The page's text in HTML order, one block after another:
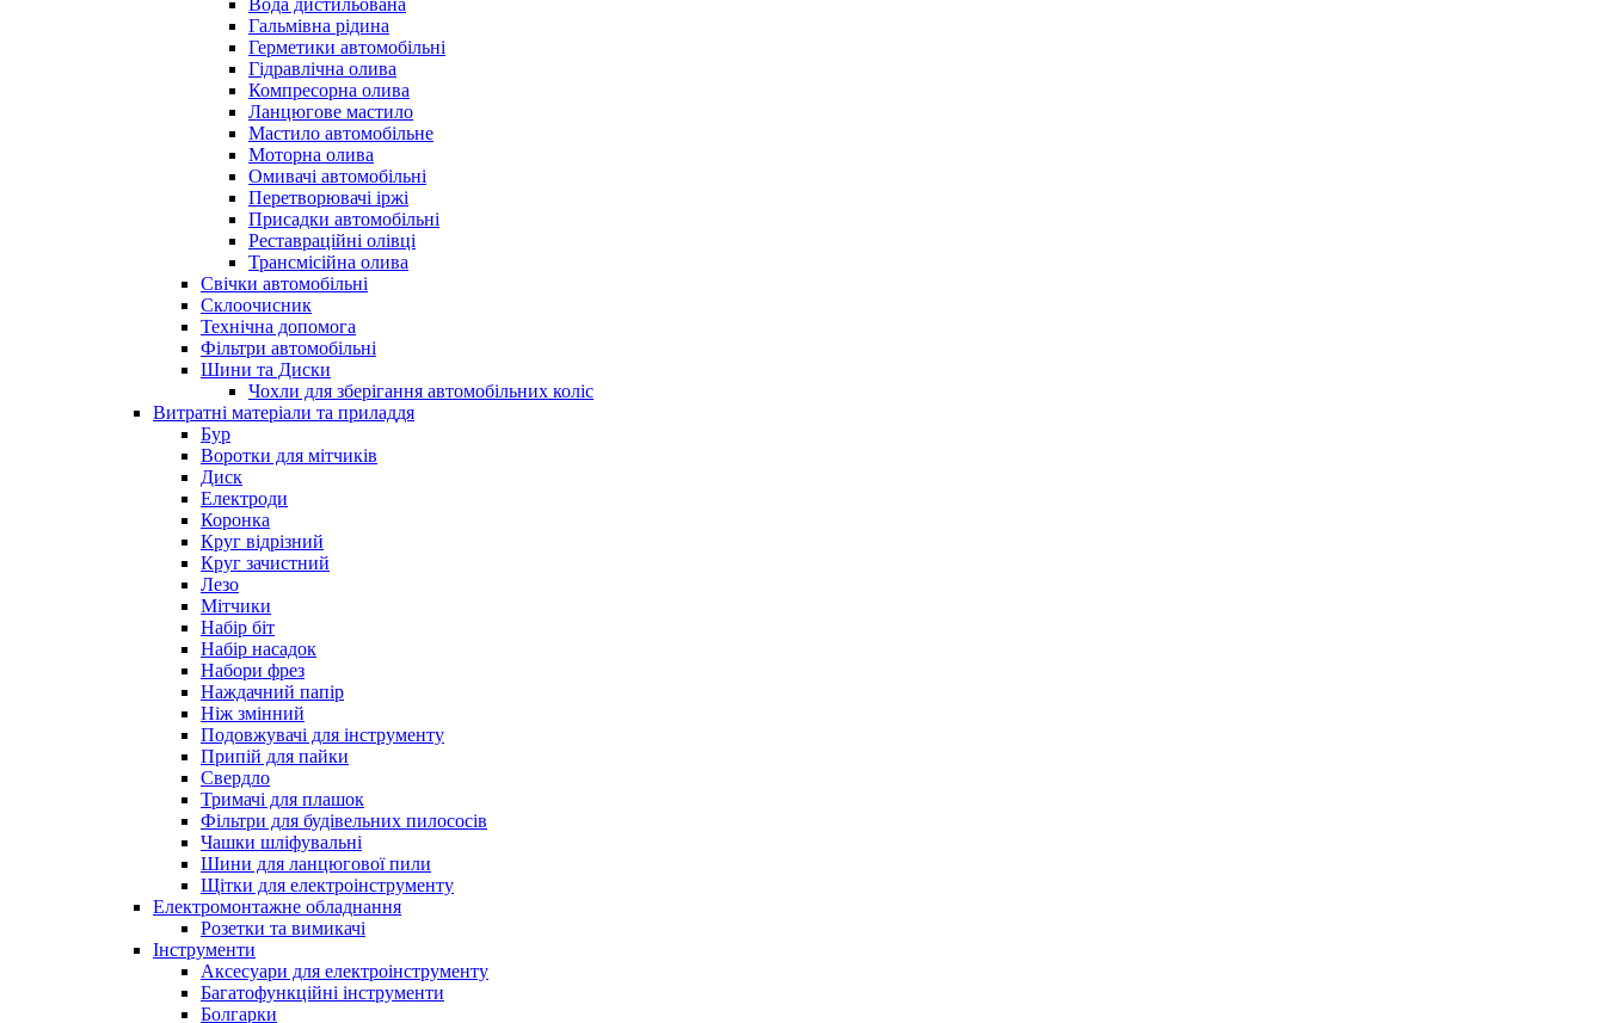
Вода дистильована
Гальмівна рідина
Герметики автомобільні
Гідравлічна олива
Компресорна олива
Ланцюгове мастило
Мастило автомобільне
Моторна олива
Омивачі автомобільні
Перетворювачі іржі
Присадки автомобільні
Реставраційні олівці
Трансмісійна олива
Свічки автомобільні
Склоочисник
Технічна допомога
Фільтри автомобільні
Шини та Диски
Чохли для зберігання автомобільних коліс
Витратні матеріали та приладдя
Бур
Воротки для мітчиків
Диск
Електроди
Коронка
Круг відрізний
Круг зачистний
Лезо
Мітчики
Набір біт
Набір насадок
Набори фрез
Наждачний папір
Ніж змінний
Подовжувачі для інструменту
Припій для пайки
Свердло
Тримачі для плашок
Фільтри для будівельних пилососів
Чашки шліфувальні
Шини для ланцюгової пили
Щітки для електроінструменту
Електромонтажне обладнання
Розетки та вимикачі
Інструменти
Аксесуари для електроінструменту
Багатофункційні інструменти
Болгарки